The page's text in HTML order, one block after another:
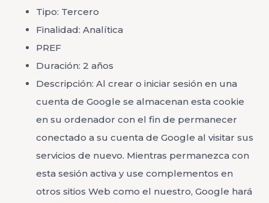
Tipo: Tercero
Finalidad: Analítica
PREF
Duración: 2 años
Descripción: Al crear o iniciar sesión en una
cuenta de Google se almacenan esta cookie
en su ordenador con el fin de permanecer
conectado a su cuenta de Google al visitar sus
servicios de nuevo. Mientras permanezca con
esta sesión activa y use complementos en
otros sitios Web como el nuestro, Google hará